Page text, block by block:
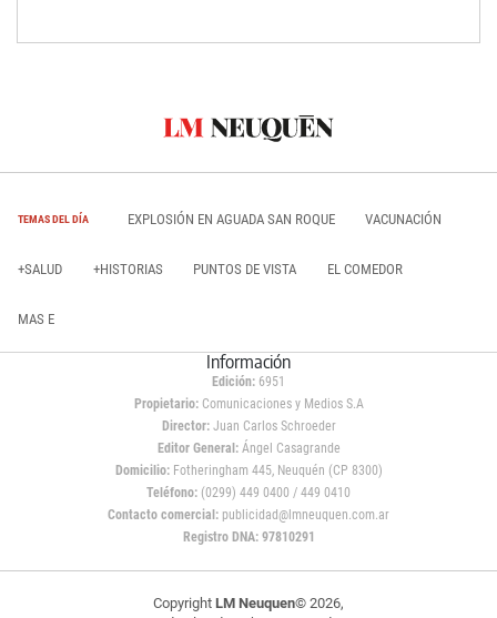
TEMAS DEL DÍA EXPLOSIÓN EN AGUADA SAN ROQUE VACUNACIÓN
+SALUD +HISTORIAS PUNTOS DE VISTA EL COMEDOR
MAS E
Información
Edición: 6951
Propietario:Comunicaciones y Medios S.A
Director: Juan Carlos Schroeder
Editor General:Ángel Casagrande
Domicilio:Fotheringham 445, Neuquén (CP 8300)
Teléfono: (0299) 449 0400 / 449 0410
Contacto comercial: publicidad@lmneuquen.com.ar
Registro DNA: 97810291
Copyright LM Neuquen© 2026,